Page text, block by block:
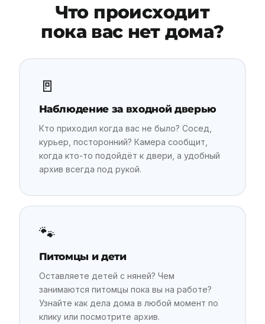
Что происходит
пока вас нет дома?
🚪
Наблюдение за входной дверью
Кто приходил когда вас не было? Сосед,
курьер, посторонний? Камера сообщит,
когда кто-то подойдёт к двери, а удобный
архив всегда под рукой.
🐾
Питомцы и дети
Оставляете детей с няней? Чем
занимаются питомцы пока вы на работе?
Узнайте как дела дома в любой момент по
клику или посмотрите архив.